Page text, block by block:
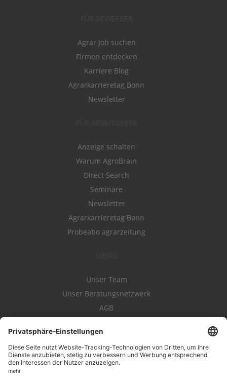
Agrar Job suchen
Firmen entdecken
Karriere Blog
Agrarkarrieretag Bonn
Newsletter
Anzeige schalten
Warum AgroBrain
Direct Search
Seminare
Newsletter
Agrarkarrieretag Bonn
Probeabo agrarzeitung
Unser Team
Unser Beratungsnetzwerk
AGB
Datenschutz
Impressum
Kontakt